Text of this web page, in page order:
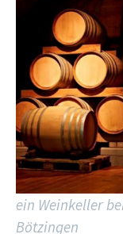
ein Weinkeller
Bötzingen